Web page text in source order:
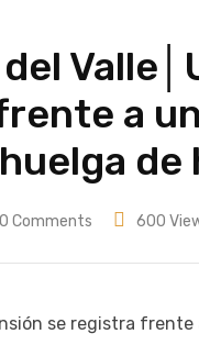
a
de
0 Comments 600
se registra frente